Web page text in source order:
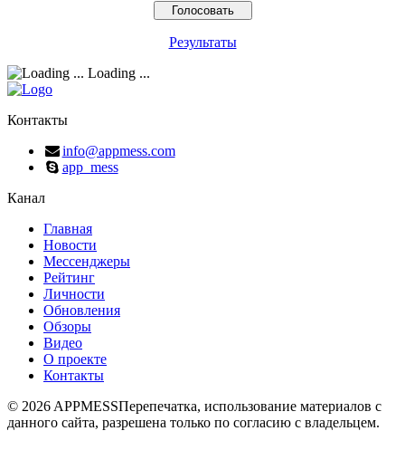
Результаты
Loading ...
Контакты
info@appmess.com
app_mess
Канал
Главная
Новости
Мессенджеры
Рейтинг
Личности
Обновления
Обзоры
Видео
О проекте
Контакты
© 2026 APPMESSПерепечатка, использование материалов с
данного сайта, разрешена только по согласию с владельцем.